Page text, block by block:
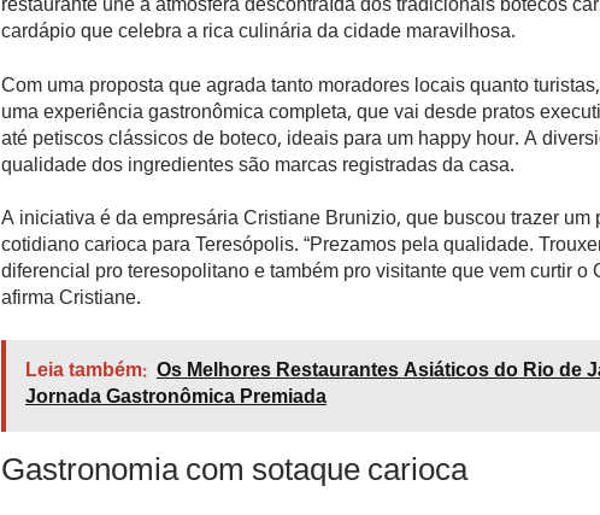
restaurante une a atmosfera descontraída dos tradicionais botecos
cardápio que celebra a rica culinária da cidade maravilhosa.
Com uma proposta que agrada tanto moradores locais quanto
uma experiência gastronômica completa, que vai desde pratos
até petiscos clássicos de boteco, ideais para um happy hour. A
qualidade dos ingredientes são marcas registradas da casa.
A iniciativa é da empresária Cristiane Brunizio, que buscou trazer um
cotidiano carioca para Teresópolis. “Prezamos pela qualidade.
diferencial pro teresopolitano e também pro visitante que vem curtir o
afirma Cristiane.
Leia também: Os Melhores Restaurantes Asiáticos do Rio de
Jornada Gastronômica Premiada
Gastronomia com sotaque carioca